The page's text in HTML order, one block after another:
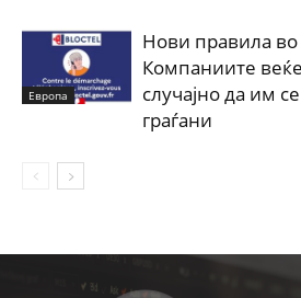
Европа
Нови правила
Компаниите
случајно да им
граѓани